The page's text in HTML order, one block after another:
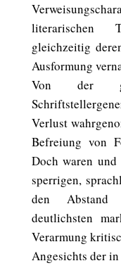
literarischen
gleichzeitig
Ausformung
Von der
Verlust
Befreiung von
Doch waren und
sperrigen,
den Abstand
deutlichsten
Verarmung
Angesichts der